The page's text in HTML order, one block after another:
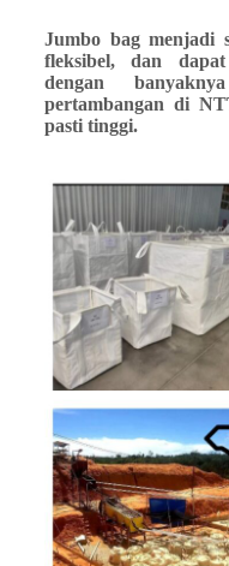
Jumbo bag menjadi
fleksibel, dan
dengan
pertambangan di
pasti tinggi.